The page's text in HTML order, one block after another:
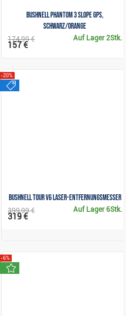
Bushnell Phantom 3 Slope GPS,
schwarz/orange
Auf Lager 2Stk.
174,99 €
157 €
Bushnell Tour V6 Laser-Entfernungsmesser
-20%
Auf Lager6Stk.
399,99 €
319 €
-6%